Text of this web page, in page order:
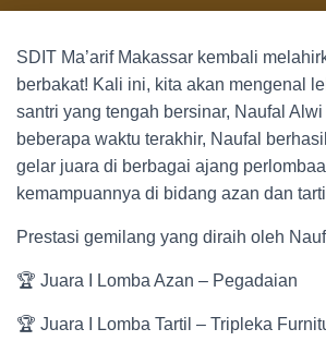
SDIT Ma’arif Makassar kembali
berbakat! Kali ini, kita akan mengenal
santri yang tengah bersinar, Naufal
beberapa waktu terakhir, Naufal
gelar juara di berbagai ajang
kemampuannya di bidang azan dan
Prestasi gemilang yang diraih oleh
🏆 Juara I Lomba Azan – Pegadaian
🏆 Juara I Lomba Tartil – Tripleka